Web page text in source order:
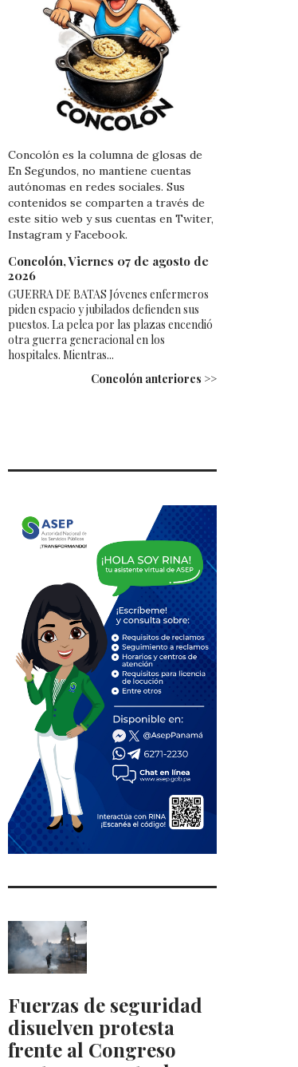
Concolón es la columna de glosas de
En Segundos, no mantiene cuentas
autónomas en redes sociales. Sus
contenidos se comparten a través de
este sitio web y sus cuentas en Twiter,
Instagram y Facebook.
Concolón, Viernes 07 de agosto de
2026
GUERRA DE BATAS Jóvenes enfermeros
piden espacio y jubilados defienden sus
puestos. La pelea por las plazas encendió
otra guerra generacional en los
hospitales. Mientras...
Concolón anteriores >>
Fuerzas de seguridad
disuelven protesta
frente al Congreso